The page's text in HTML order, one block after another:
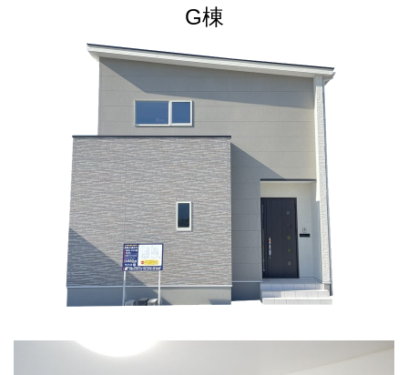
G棟